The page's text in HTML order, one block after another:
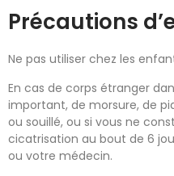
Précautions
Ne pas utiliser chez les
En cas de corps étranger
important, de morsure, de
ou souillé, ou si vous ne
cicatrisation au bout de 6
ou votre médecin.